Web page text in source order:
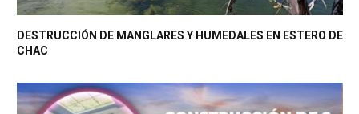
DESTRUCCIÓN DE MANGLARES Y HUMEDALES EN ESTERO DE
CHAC